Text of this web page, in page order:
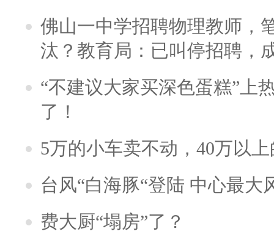
佛山一中学招聘物理教师，
汰？教育局：已叫停招聘，
“不建议大家买深色蛋糕”上
了！
5万的小车卖不动，40万以
台风“白海豚“登陆 中心最大
费大厨“塌房”了？